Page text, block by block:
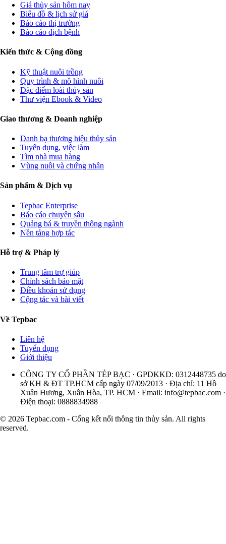
Giá thủy sản hôm nay
Biểu đồ & lịch sử giá
Báo cáo thị trường
Báo cáo dịch bệnh
Kiến thức & Cộng đồng
Kỹ thuật nuôi trồng
Quy trình & mô hình nuôi
Đặc điểm loài thủy sản
Thư viện Ebook & Video
Giao thương & Doanh nghiệp
Danh bạ thương hiệu thủy sản
Tuyển dụng, việc làm
Tìm nhà mua hàng
Vùng nuôi và chứng nhận
Sản phẩm & Dịch vụ
Tepbac Enterprise
Báo cáo chuyên sâu
Quảng bá & truyền thông ngành
Nền tảng hợp tác
Hỗ trợ & Pháp lý
Trung tâm trợ giúp
Chính sách bảo mật
Điều khoản sử dụng
Cộng tác và bài viết
Về Tepbac
Liên hệ
Tuyển dụng
Giới thiệu
CÔNG TY CỔ PHẦN TÉP BẠC · GPDKKD: 0312448735 do
sở KH & ĐT TP.HCM cấp ngày 07/09/2013 · Địa chỉ: 11 Hồ
Xuân Hương, Xuân Hòa, TP. HCM · Email: info@tepbac.com ·
Điện thoại: 0888834988
© 2026 Tepbac.com - Cổng kết nối thông tin thủy sản. All rights
reserved.